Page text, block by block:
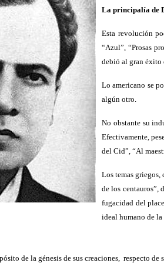
La principalía de
Esta revolución
“Azul”, “Prosas
debió al gran éxito
Lo americano se
algún otro.
No obstante su
Efectivamente,
del Cid”, “Al
Los temas griegos,
de los centauros”,
fugacidad del
ideal humano de
de la génesis de sus creaciones, respecto de